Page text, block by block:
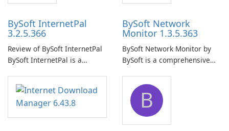
BySoft InternetPal
3.2.5.366
Review of BySoft InternetPal
BySoft InternetPal is a
application designed to
monitor your internet
connection and provide real-
time insights into its
BySoft Network
Monitor 1.3.5.363
BySoft Network Monitor by
BySoft is a comprehensive
designed to help businesses
effectively manage their
network infrastructure.
B